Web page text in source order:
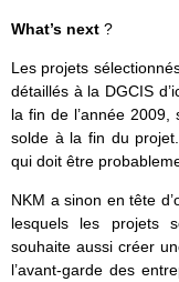
What’s next ?
Les projets
détaillés à la DGCIS
la fin de l’année 2009,
solde à la fin du
qui doit être
NKM a sinon en tête
lesquels les projets
souhaite aussi créer
l’avant-garde des